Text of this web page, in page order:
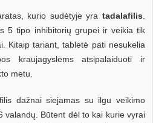
kurio sudėtyje yra tadalafilis
5 tipo inhibitorių grupei ir veikia tik
Kitaip tariant, tabletė pati nesukelia
kraujagyslėms atsipalaiduoti ir
metu.
dažnai siejamas su ilgu veikimo
valandų. Būtent dėl to kai kurie vyrai